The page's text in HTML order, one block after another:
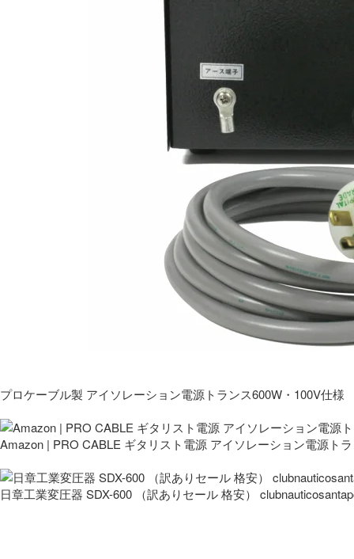
プロケーブル製 アイソレーション電源トランス600W・100V仕様
Amazon | PRO CABLE ギタリスト電源 アイソレーション電源ト
日章工業変圧器 SDX-600 （訳ありセール 格安）